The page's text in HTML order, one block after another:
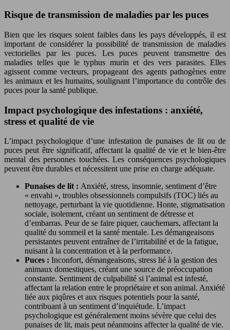
Risque de transmission de maladies par les puces
Bien que les risques soient faibles dans les pays développés, il est
important de considérer la possibilité de transmission de maladies
vectorielles par les puces. Les puces peuvent transmettre des
maladies telles que le typhus murin et des vers parasites. Elles
agissent comme vecteurs, propageant des agents pathogènes entre
les animaux et les humains, soulignant l’importance du contrôle des
puces pour la santé publique.
Impact psychologique des infestations : anxiété,
stress et qualité de vie
L’impact psychologique d’une infestation de punaises de lit ou de
puces peut être significatif, affectant la qualité de vie et le bien-être
mental des personnes touchées. Les conséquences psychologiques
peuvent être durables et nécessitent une prise en charge adéquate.
Punaises de lit : Anxiété, stress, insomnie, sentiment d’être
« envahi », troubles obsessionnels compulsifs (TOC) liés au
nettoyage, perturbant la vie quotidienne. Honte, stigmatisation
sociale, isolement, créant un sentiment de détresse et
d’embarras. Peur de se faire piquer, cauchemars, affectant la
qualité du sommeil et la santé mentale. Les démangeaisons
persistantes peuvent entraîner de l’irritabilité et de la fatigue,
nuisant à la concentration et à la performance.
Puces : Inconfort, démangeaisons, stress lié à la gestion des
animaux domestiques, créant une source de préoccupation
constante. Sentiment de culpabilité si l’animal est infesté,
affectant la relation entre le propriétaire et son animal. Anxiété
liée aux piqûres et aux risques potentiels pour la santé,
contribuant à un sentiment d’inquiétude. L’impact
psychologique est généralement moins sévère que celui des
punaises de lit, mais peut néanmoins affecter la qualité de vie.